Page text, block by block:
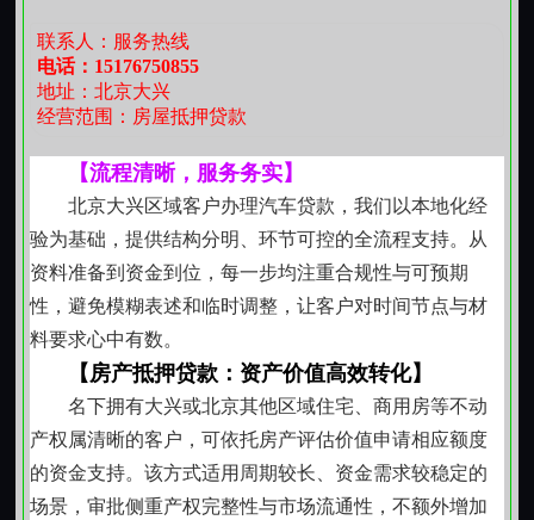
辅助材料： 资产证明、其他房产证明
第四步：审批跟进（主动沟通）
补充材料：银行要求的第一时间响应
进度查询：定期跟进审批状态
问题解决：
第五步：贷后管理（持续关注）
按时还款：开通自动扣款，避免遗忘
资金合规：严格按申报用途使用
基于熟人关系或长期信任基础的资金借用，强调书
面约定、利率明确、期限清晰。所有条款均符合民法典
关于借款合同的规定，避免模糊表述与口头承诺，保障
出借人与借款人双方合法权益，体现民间金融应有的理
性与温度。
小额贷款聚焦务实需求
针对单笔金额适中、周期偏短的实际需要，提供结
构清晰、计息透明的小额资金支持。重点服务于小微经
营者临时采购、家庭成员医疗教育支出等具体场景，拒
绝脱离真实用途的，坚持“小额、分散、真实”的操作原
利率设定始终立足本地实际
北京大兴地区的资金成本受区域经济特征、生活消
费水平及市场供需关系影响。各类业务的年化利率均在
合法范围内浮动，不脱离抵押物能力、借款人偿债能力
联系人：服务热线
电话：15176750855
地址：北京大兴
经营范围：房屋抵押贷款
【流程清晰，服务务实】
北京大兴区域客户办理汽车贷款，我们以本地化经
验为基础，提供结构分明、环节可控的全流程支持。从
资料准备到资金到位，每一步均注重合规性与可预期
性，避免模糊表述和临时调整，让客户对时间节点与材
料要求心中有数。
【房产抵押贷款：资产价值高效转化】
名下拥有大兴或北京其他区域住宅、商用房等不动
产权属清晰的客户，可依托房产评估价值申请相应额度
的资金支持。该方式适用周期较长、资金需求较稳定的
场景，审批侧重产权完整性与市场流通性，不额外增加